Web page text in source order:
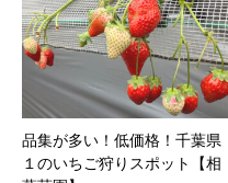
品集が多い！低価格！千葉県
１のいちご狩りスポット【相